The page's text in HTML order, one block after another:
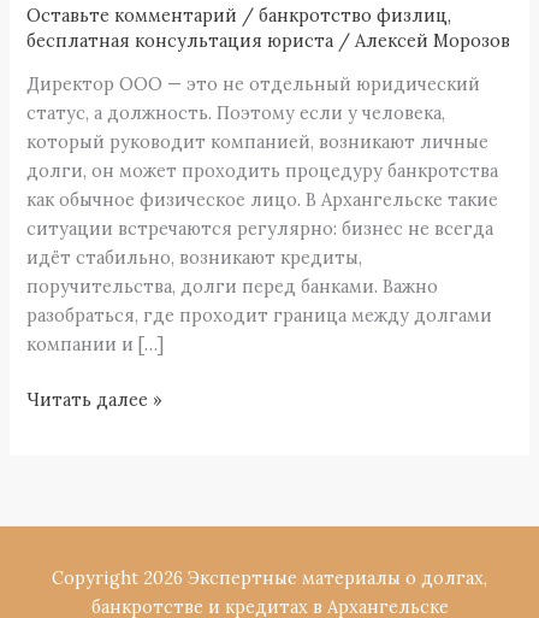
Оставьте комментарий /банкротство физлиц,
бесплатная консультация юриста / Алексей Морозов
Директор ООО — это не отдельный юридический
статус, а должность. Поэтому если у человека,
который руководит компанией, возникают личные
долги, он может проходить процедуру банкротства
как обычное физическое лицо. В Архангельске такие
ситуации встречаются регулярно: бизнес не всегда
идёт стабильно, возникают кредиты,
поручительства, долги перед банками. Важно
разобраться, где проходит граница между долгами
компании и […]
физического
лица
в
Архангельске:
важно
понимать
Читать далее »
Copyright 2026 Экспертные материалы о долгах,
банкротстве и кредитах в Архангельске